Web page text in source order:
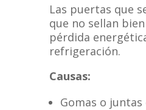
Las puertas que
que no sellan
pérdida
refrigeración.
Causas:
Gomas o